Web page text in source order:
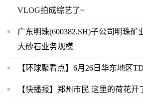
VLOG拍成综艺了~
广东明珠(600382.SH)子公司明珠矿
大砂石业务规模
【环球聚看点】6月26日华东地区
【快播报】郑州市民 这里的荷花开